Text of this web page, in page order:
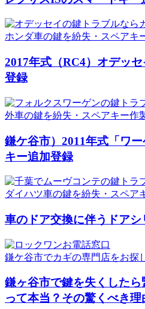
ホンダ車の鍵を紛失・スペアキ
2017年式（RC4）オデッ
登録
外車の鍵を紛失・スペアキー作
鎌ケ谷市）2011年式「ワ
キー追加登録
ダイハツ車の鍵を紛失・スペア
車のドア交換に伴うドア
鎌ケ谷市でカギの専門店をお探
鎌ヶ谷市で鍵を失くした
って本当？その驚くべき理